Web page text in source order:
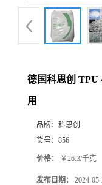
德国科思创 TPU
用
品牌： 科思创
货号： 856
价格： ￥26.3/千克
发布日期： 2024-